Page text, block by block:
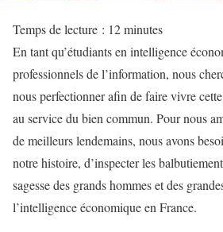
Temps de lecture : 12minutes
En tant qu’étudiants en intelligence
professionnels de l’information, nous
nous perfectionner afin de faire vivre
au service du bien commun. Pour nous
de meilleurs lendemains, nous avons
notre histoire, d’inspecter les
sagesse des grands hommes et des
l’intelligence économique en France.